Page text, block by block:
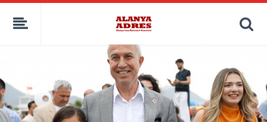
kaçak bahis
deneme bonusu
deneme bonusu veren siteler
bahis siteleri
porno izle